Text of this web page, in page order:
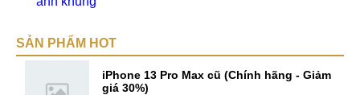
SẢN PHẨM HOT
iPhone 13 Pro Max cũ (Chính hãng - Giảm
giá 30%)